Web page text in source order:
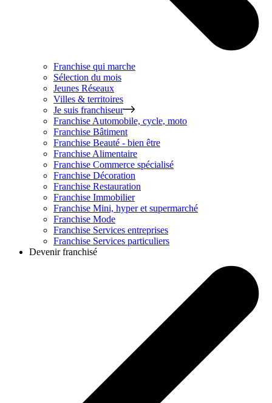
Franchise qui marche
Sélection du mois
Jeunes Réseaux
Villes & territoires
Je suis franchiseur
Franchise Automobile, cycle, moto
Franchise Bâtiment
Franchise Beauté - bien être
Franchise Alimentaire
Franchise Commerce spécialisé
Franchise Décoration
Franchise Restauration
Franchise Immobilier
Franchise Mini, hyper et supermarché
Franchise Mode
Franchise Services entreprises
Franchise Services particuliers
Devenir franchisé